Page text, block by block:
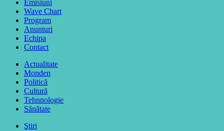
Emisiuni
Wave Chart
Program
Anunturi
Echipa
Contact
Actualitate
Monden
Politică
Cultură
Tehnnologie
Sănătate
Ştiri